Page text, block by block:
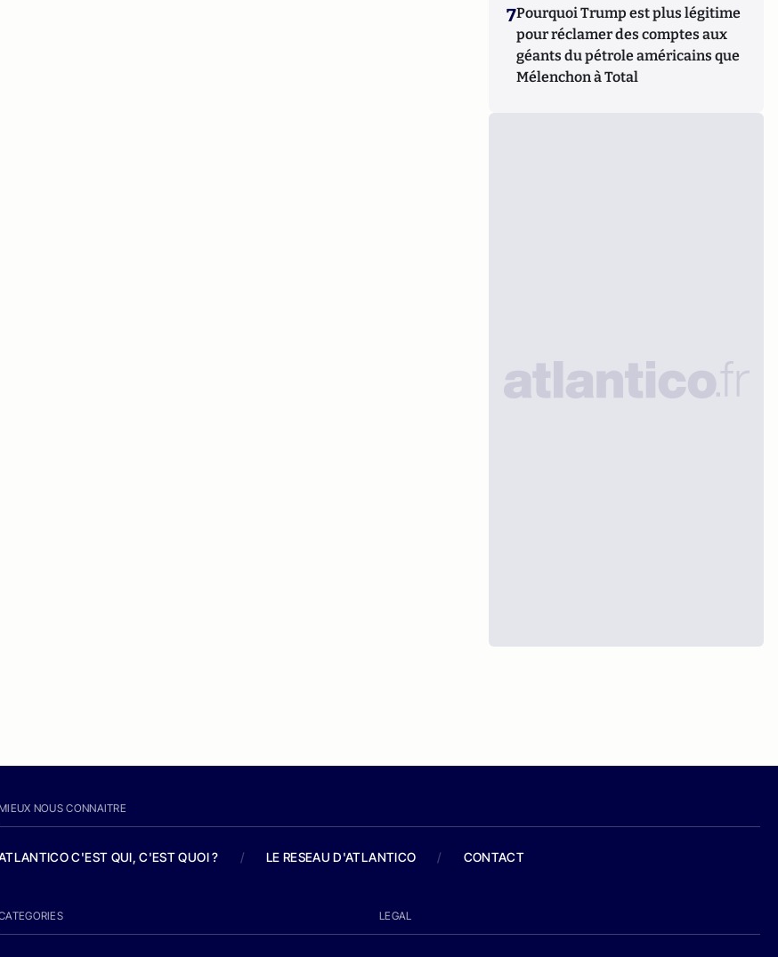
7Pourquoi Trump est plus légitime
pour réclamer des comptes aux
géants du pétrole américains que
Mélenchon à Total
NOUS CONNAITRE
C'EST QUI, C'EST QUOI ? / LE RESEAU D'ATLANTICO / CONTACT
LEGAL